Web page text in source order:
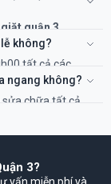
quận 3
hạng mục sửa
ghi rõ trên
không?
tất cả các
Lễ, Tết để đáp
ngang không?
sửa chữa tất cả
3?